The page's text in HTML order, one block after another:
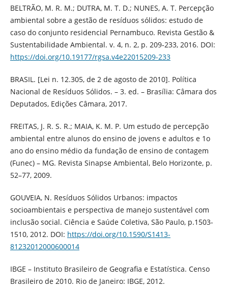
BELTRÃO, M. R. M.; DUTRA, M. T. D.; NUNES, A. T. Percepção
ambiental sobre a gestão de resíduos sólidos: estudo de
caso do conjunto residencial Pernambuco. Revista Gestão &
Sustentabilidade Ambiental. v. 4, n. 2, p. 209‐233, 2016. DOI:
https://doi.org/10.19177/rgsa.v4e22015209-233
BRASIL. [Lei n. 12.305, de 2 de agosto de 2010]. Política
Nacional de Resíduos Sólidos. – 3. ed. – Brasília: Câmara dos
Deputados, Edições Câmara, 2017.
FREITAS, J. R. S. R.; MAIA, K. M. P. Um estudo de percepção
ambiental entre alunos do ensino de jovens e adultos e 1o
ano do ensino médio da fundação de ensino de contagem
(Funec) – MG. Revista Sinapse Ambiental, Belo Horizonte, p.
52–77, 2009.
GOUVEIA, N. Resíduos Sólidos Urbanos: impactos
socioambientais e perspectiva de manejo sustentável com
inclusão social. Ciência e Saúde Coletiva, São Paulo, p.1503-
1510, 2012. DOI: https://doi.org/10.1590/S1413-
81232012000600014
IBGE – Instituto Brasileiro de Geografia e Estatística. Censo
Brasileiro de 2010. Rio de Janeiro: IBGE, 2012.